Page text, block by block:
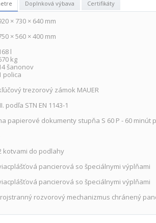
Doplnková výbava Certifikáty
× 730 × 640 mm
× 560 × 400 mm
l
kg
šanonov
polica
trezorový zámok MAUER
podľa STN EN 1143-1
papierové dokumenty stupňa S 60 P - 60 minút
kotvami do podlahy
pancierová so špeciálnymi výplňami
pancierová so špeciálnymi výplňami
rozvorový mechanizmus chránený